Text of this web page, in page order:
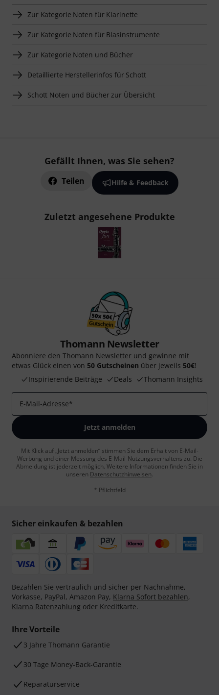
Zur Kategorie Noten für Klarinette
Zur Kategorie Noten für Blasinstrumente
Zur Kategorie Noten und Bücher
Detaillierte Herstellerinfos für Schott
Schott Noten und Bücher zur Übersicht
Gefällt Ihnen, was Sie sehen?
Teilen Hilfe & Feedback
Zuletzt angesehene Produkte
Thomann Newsletter
Abonniere den Thomann Newsletter und gewinne mit
etwas Glück einen von 50 Gutscheinen über jeweils 50€!
Inspirierende Beiträge
Deals Thomann Insights
E-Mail-Adresse*
Jetzt anmelden
Mit Klick auf „Jetzt anmelden“ stimmen Sie dem Erhalt von E-Mail-
Werbung und einer Messung des E-Mail-Nutzungsverhaltens zu. Die
Abmeldung ist jederzeit möglich. Weitere Informationen finden Sie in
unseren Datenschutzhinweisen.
* Pflichtfeld
Sicher einkaufen & bezahlen
Bezahlen Sie vertraulich und sicher per Nachnahme,
Vorkasse, PayPal, Amazon Pay, Klarna Sofort bezahlen,
Klarna Ratenzahlung oder Kreditkarte.
Ihre Vorteile
3 Jahre Thomann Garantie
30 Tage Money-Back-Garantie
Reparaturservice